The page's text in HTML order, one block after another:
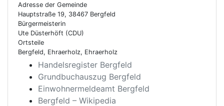
Adresse der Gemeinde
Hauptstraße 19, 38467 Bergfeld
Bürgermeisterin
Ute Düsterhöft (CDU)
Ortsteile
Bergfeld, Ehraerholz, Ehraerholz
Handelsregister Bergfeld
Grundbuchauszug Bergfeld
Einwohnermeldeamt Bergfeld
Bergfeld – Wikipedia